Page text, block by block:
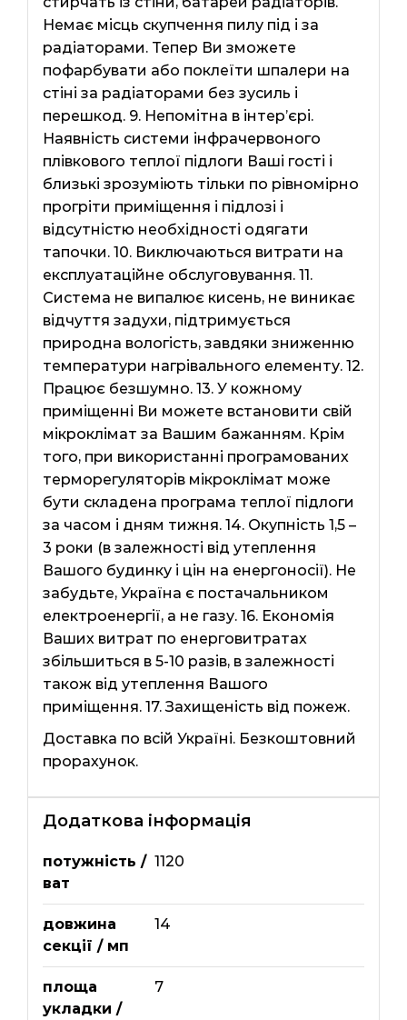
Немає місць скупчення пилу під і за
радіаторами. Тепер Ви зможете
пофарбувати або поклеїти шпалери на
стіні за радіаторами без зусиль і
перешкод. 9. Непомітна в інтер’єрі.
Наявність системи інфрачервоного
плівкового теплої підлоги Ваші гості і
близькі зрозуміють тільки по рівномірно
прогріти приміщення і підлозі і
відсутністю необхідності одягати
тапочки. 10. Виключаються витрати на
експлуатаційне обслуговування. 11.
Система не випалює кисень, не виникає
відчуття задухи, підтримується
природна вологість, завдяки зниженню
температури нагрівального елементу. 12.
Працює безшумно. 13. У кожному
приміщенні Ви можете встановити свій
мікроклімат за Вашим бажанням. Крім
того, при використанні програмованих
терморегуляторів мікроклімат може
бути складена програма теплої підлоги
за часом і дням тижня. 14. Окупність 1,5 –
3 роки (в залежності від утеплення
Вашого будинку і цін на енергоносії). Не
забудьте, Україна є постачальником
електроенергії, а не газу. 16. Економія
Ваших витрат по енерговитратах
збільшиться в 5-10 разів, в залежності
також від утеплення Вашого
приміщення. 17. Захищеність від пожеж.
Доставка по всій Україні. Безкоштовний
прорахунок.
Додаткова інформація
потужність /
ват
1120
довжина
секції / мп
14
площа
укладки /
7